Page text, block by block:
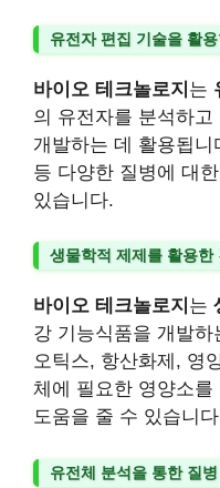
유전자 편집 기술을 활
바이오 테크놀로지 는
의 유전자를 분석하
개발하는 데 활용됩
등 다양한 질병에 대
있습니다.
생물학적 제제를 활용한
바이오 테크놀로지 는
강 기능식품을 개발
오틱스, 항산화제, 영
체에 필요한 영양소를
도움을 줄 수 있습니
유전체 분석을 통한 질